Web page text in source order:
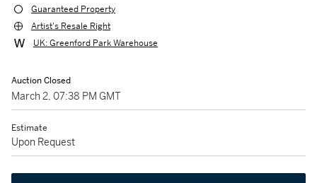
Guaranteed Property
Artist's Resale Right
UK: Greenford Park Warehouse
Auction Closed
March 2, 07:38 PM GMT
Estimate
Upon Request